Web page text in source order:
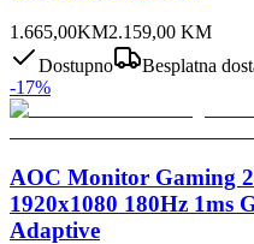
1.665,00KM2.159,00 KM
Dostupno
Besplatna
-17%
AOC Monitor Gaming
1920x1080 180Hz 1ms
Adaptive